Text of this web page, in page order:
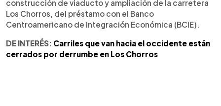
construcción de viaducto y ampliación de la carretera
Los Chorros, del préstamo con el Banco
Centroamericano de Integración Económica (BCIE).
DE INTERÉS: Carriles que van hacia el occidente están
cerrados por derrumbe en Los Chorros